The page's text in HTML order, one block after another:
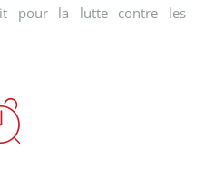
pour la lutte contre les